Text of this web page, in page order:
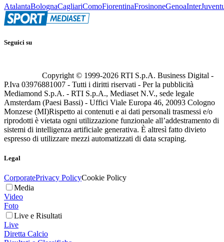
AtalantaBolognaCagliariComoFiorentinaFrosinoneGenoaInter
Seguici su
Copyright © 1999-2026 RTI S.p.A. Business Digital -
P.Iva 03976881007 - Tutti i diritti riservati - Per la pubblicità
Mediamond S.p.A. - RTI S.p.A., Mediaset N.V., sede legale
Amsterdam (Paesi Bassi) - Uffici Viale Europa 46, 20093 Cologno
Monzese (MI)Rispetto ai contenuti e ai dati personali trasmessi e/o
riprodotti è vietata ogni utilizzazione funzionale all’addestramento di
sistemi di intelligenza artificiale generativa. È altresì fatto divieto
espresso di utilizzare mezzi automatizzati di data scraping.
Legal
CorporatePrivacy PolicyCookie Policy
Media
Video
Foto
Live e Risultati
Live
Diretta Calcio